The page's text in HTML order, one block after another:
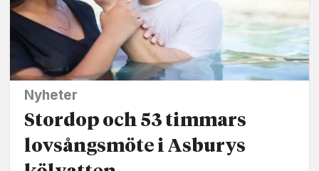
Nyheter
Stordop och 53 timmars
lovsångsmöte i Asburys